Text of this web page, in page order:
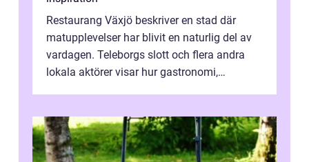
Restaurang Växjö beskriver en stad där
matupplevelser har blivit en naturlig del av
vardagen. Teleborgs slott och flera andra
lokala aktörer visar hur gastronomi,